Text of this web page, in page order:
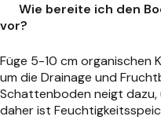
Wie bereite ich den
vor?
Füge 5-10 cm organischen
um die Drainage und
Schattenboden neigt dazu,
daher ist